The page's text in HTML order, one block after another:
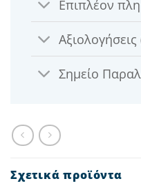
Επιπλέον
Αξιολογήσεις
Σημείο
Σχετικά προϊόντα